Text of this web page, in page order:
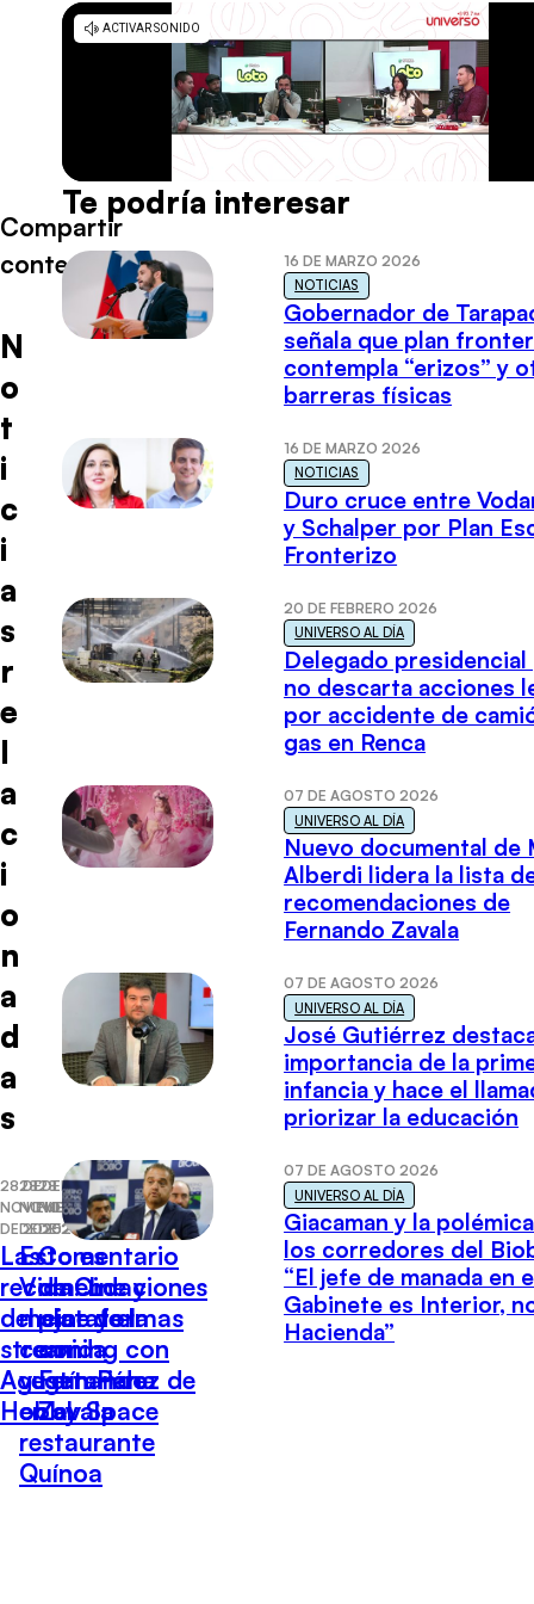
Compartir
contenido
N
o
t
i
c
i
a
s
r
e
l
a
c
i
o
n
a
d
a
s
28 DE
NOVIEMBRE
DE 2025
Las
recomendaciones
del cine y el
streaming con
Agustín Pérez de
Hobby Space
28 DE
NOVIEMBRE
DE 2025
Esto es
Vida: Lo
mejor de la
comida
vegetariana
en el
restaurante
Quínoa
28 DE
NOVIEMBRE
DE 2025
Comentario
de Cine y
plataformas
con
Fernando
Zavala
Te podría interesar
16 DE MARZO 2026
NOTICIAS
Gobernador de
señala que plan
contempla “erizos” y
barreras físicas
16 DE MARZO 2026
NOTICIAS
Duro cruce entre
y Schalper por Plan
Fronterizo
20 DE FEBRERO 2026
UNIVERSO AL DÍA
Delegado presidencial
no descarta acciones
por accidente de
gas en Renca
07 DE AGOSTO 2026
UNIVERSO AL DÍA
Nuevo documental de
Alberdi lidera la lista
recomendaciones de
Fernando Zavala
07 DE AGOSTO 2026
UNIVERSO AL DÍA
José Gutiérrez
importancia de la
infancia y hace el
priorizar la educación
07 DE AGOSTO 2026
UNIVERSO AL DÍA
Giacaman y la
los corredores del
“El jefe de manada en
Gabinete es Interior,
Hacienda”